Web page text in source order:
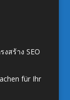
สร้าง SEO
für Ihr